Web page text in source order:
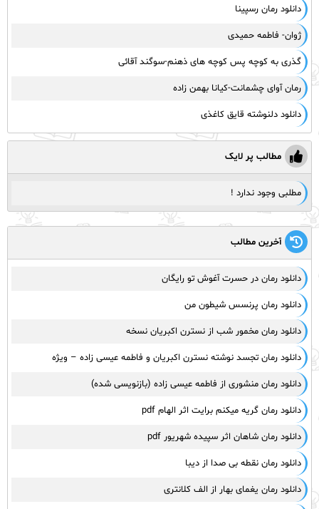
دانلود رمان رسپینا
ژوان- فاطمه حمیدی
گذری به کوچه پس کوچه های ذهنم-سوگند آقائی
رمان آوای چشمانت-کیانا بهمن زاده
دانلود دلنوشته قایق کاغذی
مطالب پر لایک
مطلبی وجود ندارد !
آخرین مطالب
دانلود رمان در حسرت آغوش تو رایگان
دانلود رمان پرنسس شیطون من
دانلود رمان مخمور شب از نسترن اکبریان نسخه
دانلود رمان تجسد نوشته نسترن اکبریان و فاطمه عیسی زاده – ویژه
دانلود رمان منشوری از فاطمه عیسی زاده (بازنویسی شده)
دانلود رمان گریه میکنم برایت اثر الهام pdf
دانلود رمان شاهان اثر سپیده شهریور pdf
دانلود رمان نقطه بی صدا از دیبا
دانلود رمان یغمای بهار از الف کلانتری